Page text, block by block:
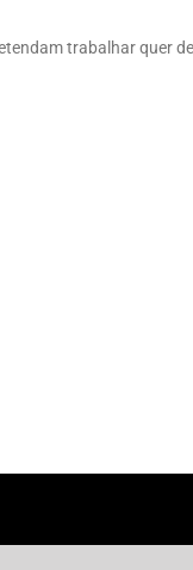
trabalhar quer